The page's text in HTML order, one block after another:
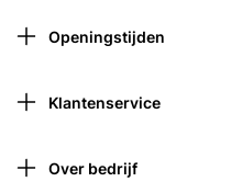
Openingstijden
Dinsdag: 9:00 – 18:00
gesloten om 18:00)
Klantenservice
Verzekeringen
Over bedrijf